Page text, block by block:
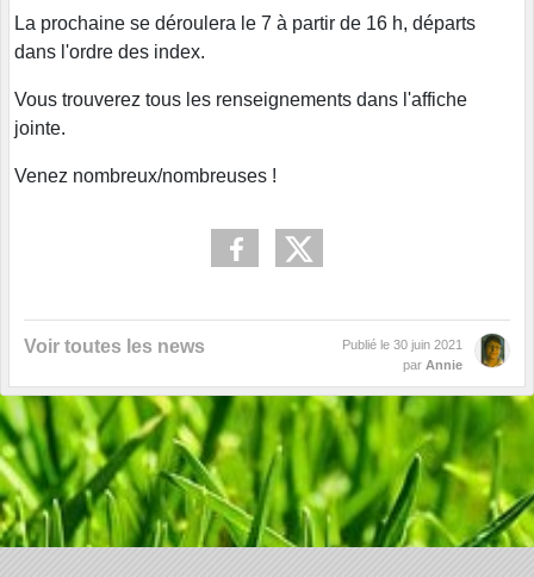
La prochaine se déroulera le 7 à partir de 16 h, départs
dans l'ordre des index.
Vous trouverez tous les renseignements dans l'affiche
jointe.
Venez nombreux/nombreuses !
Voir toutes les news Publié le 30 juin 2021
par Annie